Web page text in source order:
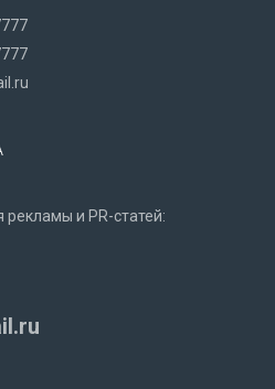
и PR-статей: